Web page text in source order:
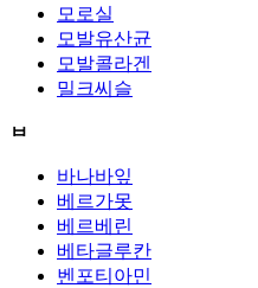
모로실
모발유산균
모발콜라겐
밀크씨슬
ㅂ
바나바잎
베르가못
베르베린
베타글루칸
벤포티아민